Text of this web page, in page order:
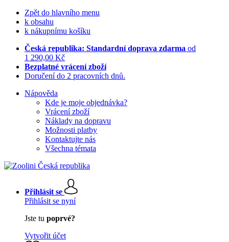
Zpět do hlavního menu
k obsahu
k nákupnímu košíku
Česká republika: Standardní doprava zdarma od
1 290,00 Kč
Bezplatné vrácení zboží
Doručení do 2 pracovních dnů.
Nápověda
Kde je moje objednávka?
Vrácení zboží
Náklady na dopravu
Možnosti platby
Kontaktujte nás
Všechna témata
Přihlásit se
Přihlásit se nyní
Jste tu poprvé?
Vytvořit účet